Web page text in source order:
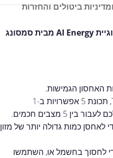
מדיניות ביטולים והחזרות
מקרר מקפיא עליון 530L בטכנולוגיית AI Energy מבית סמסונג
האחסון הגמישות.
באמצעות טכנולוגיית Twin Cooling, תכונת 5 אפשרויות ב-1
כמות גדולה יותר של מזון
לחסוך בחשמל או, השתמשו